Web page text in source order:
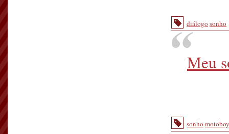
diálogo sonho
Meu
sonho motoboy